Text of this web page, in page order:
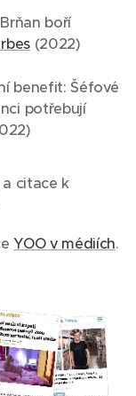
boří
(2022)
benefit: Šéfové
potřebují
citace k
YOO v médiích.